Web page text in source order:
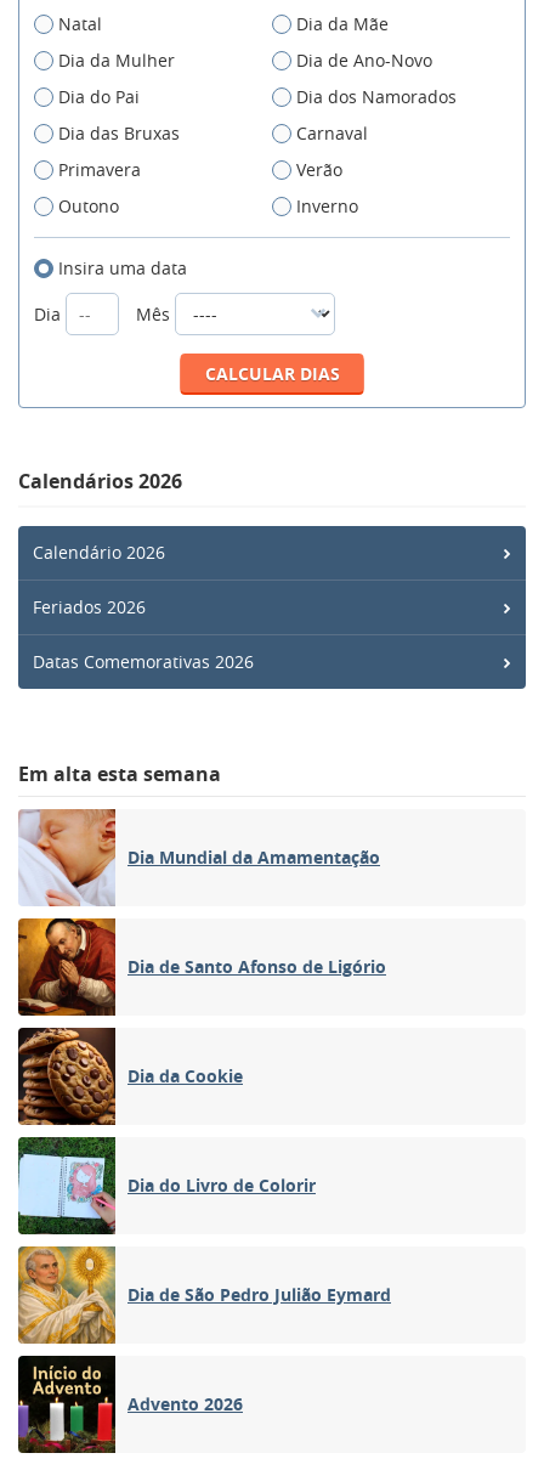
Natal
Dia da Mãe
Dia da Mulher
Dia de Ano-Novo
Dia do Pai
Dia dos Namorados
Dia das Bruxas
Carnaval
Primavera
Verão
Outono
Inverno
Insira uma data
Dia
Mês
Calendários 2026
Calendário 2026
Feriados 2026
Datas Comemorativas 2026
Em alta esta semana
Dia Mundial da Amamentação
Dia de Santo Afonso de Ligório
Dia da Cookie
Dia do Livro de Colorir
Dia de São Pedro Julião Eymard
Advento 2026